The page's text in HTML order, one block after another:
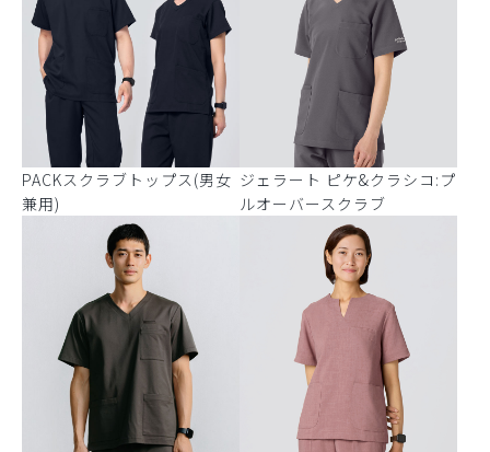
PACKスクラブトップス(男女
兼用)
ジェラート ピケ&クラシコ:プ
ルオーバースクラブ